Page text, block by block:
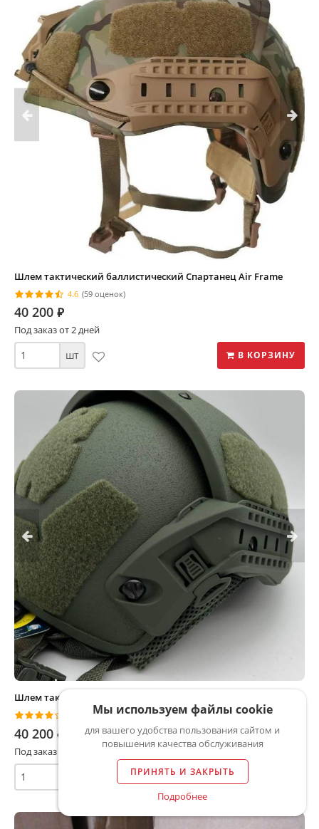
Шлем тактический баллистический Спартанец Air Frame
4.6 (59 оценок)
40 200 ⃏
Под заказ от 2 дней
шт В КОРЗИНУ
Шлем тактический баллистический Спартанец Air Frame
(51 оценка)
40 200 ⃏
Под заказ от 2 дней
Мы используем файлы cookie
для вашего удобства пользования сайтом и
повышения качества обслуживания
ПРИНЯТЬ И ЗАКРЫТЬ
Подробнее